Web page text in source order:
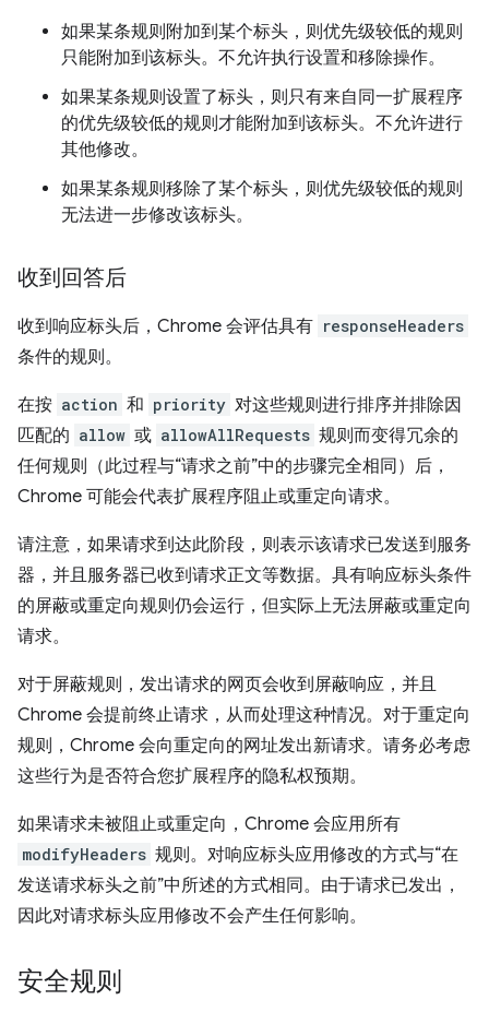
如果某条规则附加到某个标头，则优先级较低的规则
只能附加到该标头。不允许执行设置和移除操作。
如果某条规则设置了标头，则只有来自同一扩展程序
的优先级较低的规则才能附加到该标头。不允许进行
其他修改。
如果某条规则移除了某个标头，则优先级较低的规则
无法进一步修改该标头。
收到回答后
收到响应标头后，Chrome 会评估具有 responseHeaders
条件的规则。
在按 action 和 priority 对这些规则进行排序并排除因
匹配的 allow 或 allowAllRequests 规则而变得冗余的
任何规则（此过程与“请求之前”中的步骤完全相同）后，
Chrome 可能会代表扩展程序阻止或重定向请求。
请注意，如果请求到达此阶段，则表示该请求已发送到服务
器，并且服务器已收到请求正文等数据。具有响应标头条件
的屏蔽或重定向规则仍会运行，但实际上无法屏蔽或重定向
请求。
对于屏蔽规则，发出请求的网页会收到屏蔽响应，并且
Chrome 会提前终止请求，从而处理这种情况。对于重定向
规则，Chrome 会向重定向的网址发出新请求。请务必考虑
这些行为是否符合您扩展程序的隐私权预期。
如果请求未被阻止或重定向，Chrome 会应用所有
modifyHeaders 规则。对响应标头应用修改的方式与“在
发送请求标头之前”中所述的方式相同。由于请求已发出，
因此对请求标头应用修改不会产生任何影响。
安全规则